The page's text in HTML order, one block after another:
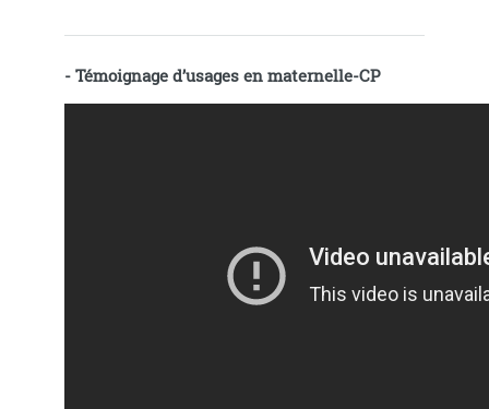
- Témoignage d’usages en maternelle-CP